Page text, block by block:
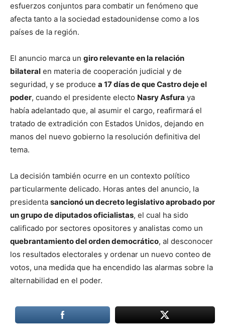
esfuerzos conjuntos para combatir un fenómeno que
afecta tanto a la sociedad estadounidense como a los
países de la región.
El anuncio marca un giro relevante en la relación
bilateral en materia de cooperación judicial y de
seguridad, y se produce a 17 días de que Castro deje el
poder, cuando el presidente electo Nasry Asfura ya
había adelantado que, al asumir el cargo, reafirmará el
tratado de extradición con Estados Unidos, dejando en
manos del nuevo gobierno la resolución definitiva del
tema.
La decisión también ocurre en un contexto político
particularmente delicado. Horas antes del anuncio, la
presidenta sancionó un decreto legislativo aprobado por
un grupo de diputados oficialistas, el cual ha sido
calificado por sectores opositores y analistas como un
quebrantamiento del orden democrático, al desconocer
los resultados electorales y ordenar un nuevo conteo de
votos, una medida que ha encendido las alarmas sobre la
alternabilidad en el poder.